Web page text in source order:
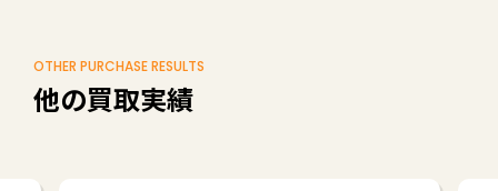
OTHER PURCHASE RESULTS
他の買取実績